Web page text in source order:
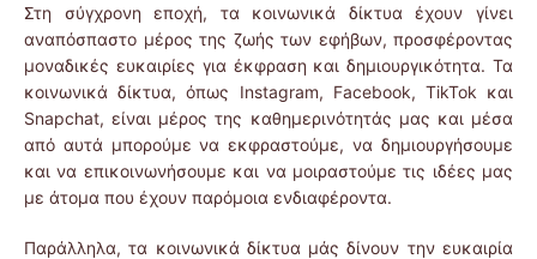
Στη σύγχρονη εποχή, τα κοινωνικά δίκτυα έχουν γίνει
αναπόσπαστο μέρος της ζωής των εφήβων, προσφέροντας
μοναδικές ευκαιρίες για έκφραση και δημιουργικότητα. Τα
κοινωνικά δίκτυα, όπως Instagram, Facebook, TikTok και
Snapchat, είναι μέρος της καθημερινότητάς μας και μέσα
από αυτά μπορούμε να εκφραστούμε, να δημιουργήσουμε
και να επικοινωνήσουμε και να μοιραστούμε τις ιδέες μας
με άτομα που έχουν παρόμοια ενδιαφέροντα.
Παράλληλα, τα κοινωνικά δίκτυα μάς δίνουν την ευκαιρία